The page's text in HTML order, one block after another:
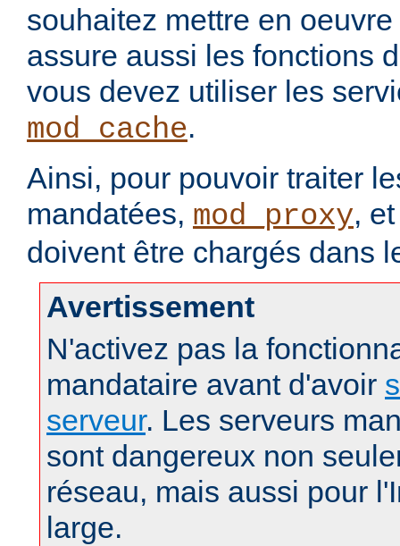
souhaitez mettre en
assure aussi les fonctions
vous devez utiliser les
mod_cache.
Ainsi, pour pouvoir traiter
mandatées, mod_proxy,
doivent être chargés dans
Avertissement
N'activez pas la
mandataire avant d'avoir
serveur. Les serveurs
sont dangereux non
réseau, mais aussi pour
large.